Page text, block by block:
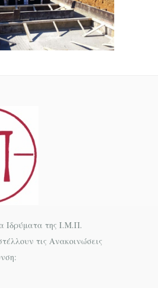
Ιδρύματα της Ι.Μ.Π.
τις Ανακοινώσεις